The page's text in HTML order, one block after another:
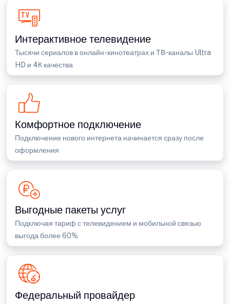
Интерактивное телевидение
Тысячи сериалов в онлайн-кинотеатрах и ТВ-каналы Ultra
HD и 4К качества
Комфортное подключение
Подключение нового интернета начинается сразу после
оформления
Выгодные пакеты услуг
Подключая тариф с телевидением и мобильной связью
выгода более 60%
Федеральный провайдер